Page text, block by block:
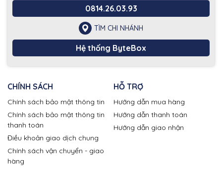
0814.26.03.93
TÌM CHI NHÁNH
Hệ thống ByteBox
CHÍNH SÁCH
Chính sách bảo mật thông tin
Chính sách bảo mật thông tin
thanh toán
Điều khoản giao dịch chung
Chính sách vận chuyển - giao
hàng
HỖ TRỢ
Hướng dẫn mua hàng
Hướng dẫn thanh toán
Hướng dẫn giao nhận